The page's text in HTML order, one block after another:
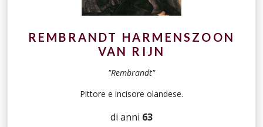
REMBRANDT HARMENSZOON
VAN RIJN
"Rembrandt"
Pittore e incisore olandese.
di anni 63